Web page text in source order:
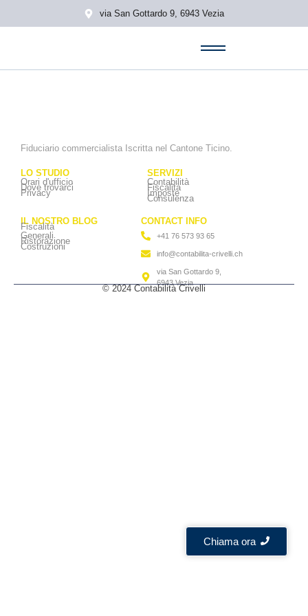
via San Gottardo 9, 6943 Vezia
Fiduciario commercialista Iscritta nel Cantone Ticino.
LO STUDIO
Orari d'ufficio
Dove trovarci
Privacy
SERVIZI
Contabilità
Fiscalità
Imposte
Consulenza
IL NOSTRO BLOG
Fiscalità
Generali
Ristorazione
Costruzioni
CONTACT INFO
+41 76 573 93 65
info@contabilita-crivelli.ch
via San Gottardo 9,
6943 Vezia
© 2024 Contabilità Crivelli
Chiama ora